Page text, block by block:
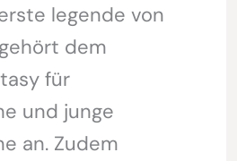
legende von
dem
für
und junge
an. Zudem